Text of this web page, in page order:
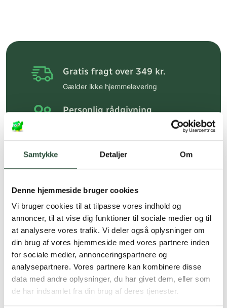
Samtykke Detaljer Om
Denne hjemmeside bruger cookies
Vi bruger cookies til at tilpasse vores indhold og
annoncer, til at vise dig funktioner til sociale medier og til
at analysere vores trafik. Vi deler også oplysninger om
din brug af vores hjemmeside med vores partnere inden
for sociale medier, annonceringspartnere og
analysepartnere. Vores partnere kan kombinere disse
data med andre oplysninger, du har givet dem, eller som
de har indsamlet fra din brug af deres tjenester.
Gratis fragt over 349 kr.
Gælder ikke hjemmelevering
Personlig rådgivning
Hurtig levering (30 min. i Kbh)
Faste lave priser*
*Gælder ikke ernæringsprodukter.
Stort udvalg af kendte
produkter
Vi tilbyder et stort udvalg af kendte
cremer, vitaminer og andre spændende
produkter – altid til fast lav pris.
Læs mere om Uglecare.dk her